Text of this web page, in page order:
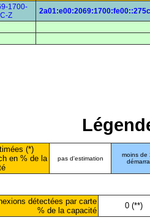
1700-
Z
2a01:e00:2069:1700:fe00::275c
(*)
en % de la
pas d'estimation
moins de
détectées par carte
% de la capacité
0 (**)